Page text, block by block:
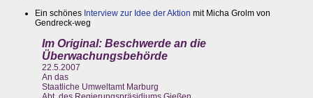
Ein schönes Interview zur Idee der Aktion mit Micha Grolm von
Gendreck-weg
Im Original: Beschwerde an die
Überwachungsbehörde
22.5.2007
An das
Staatliche Umweltamt Marburg